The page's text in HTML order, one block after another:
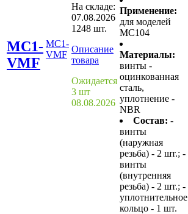
MC1-
VMF
MC1-
VMF
На складе:
07.08.2026
1248 шт.
Описание
товара
Ожидается
3 шт
08.08.2026
Применение:
для моделей
MC104
Материалы:
винты -
оцинкованная
сталь,
уплотнение -
NBR
Состав: -
винты
(наружная
резьба) - 2 шт.; -
винты
(внутренняя
резьба) - 2 шт.; -
уплотнительное
кольцо - 1 шт.